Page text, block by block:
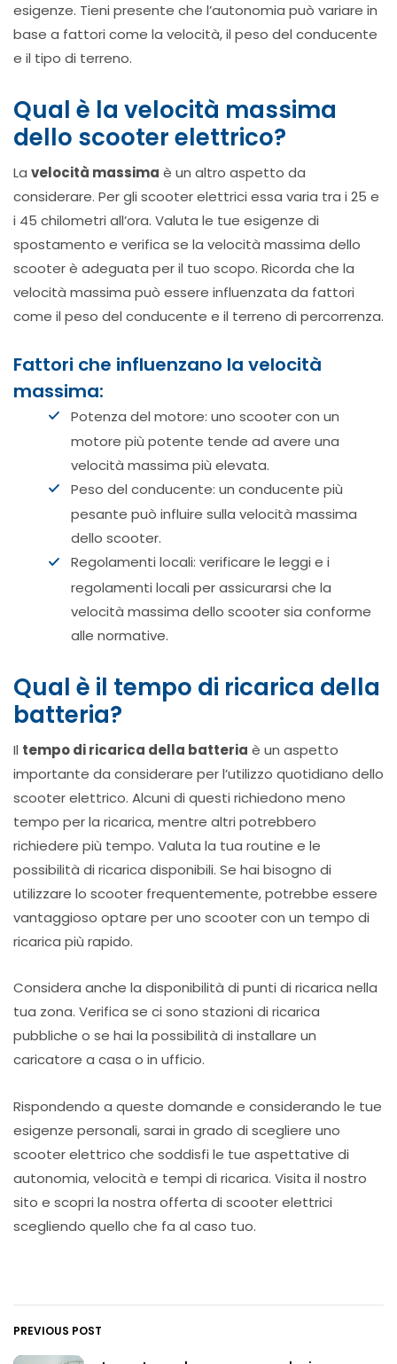
esigenze. Tieni presente che l’autonomia può variare in
base a fattori come la velocità, il peso del conducente
e il tipo di terreno.
Qual è la velocità massima
dello scooter elettrico?
La velocità massima è un altro aspetto da
considerare. Per gli scooter elettrici essa varia tra i 25 e
i 45 chilometri all’ora. Valuta le tue esigenze di
spostamento e verifica se la velocità massima dello
scooter è adeguata per il tuo scopo. Ricorda che la
velocità massima può essere influenzata da fattori
come il peso del conducente e il terreno di percorrenza.
Fattori che influenzano la velocità
massima:
Potenza del motore: uno scooter con un
motore più potente tende ad avere una
velocità massima più elevata.
Peso del conducente: un conducente più
pesante può influire sulla velocità massima
dello scooter.
Regolamenti locali: verificare le leggi e i
regolamenti locali per assicurarsi che la
velocità massima dello scooter sia conforme
alle normative.
Qual è il tempo di ricarica della
batteria?
Il tempo di ricarica della batteria è un aspetto
importante da considerare per l’utilizzo quotidiano dello
scooter elettrico. Alcuni di questi richiedono meno
tempo per la ricarica, mentre altri potrebbero
richiedere più tempo. Valuta la tua routine e le
possibilità di ricarica disponibili. Se hai bisogno di
utilizzare lo scooter frequentemente, potrebbe essere
vantaggioso optare per uno scooter con un tempo di
ricarica più rapido.
Considera anche la disponibilità di punti di ricarica nella
tua zona. Verifica se ci sono stazioni di ricarica
pubbliche o se hai la possibilità di installare un
caricatore a casa o in ufficio.
Rispondendo a queste domande e considerando le tue
esigenze personali, sarai in grado di scegliere uno
scooter elettrico che soddisfi le tue aspettative di
autonomia, velocità e tempi di ricarica. Visita il nostro
sito e scopri la nostra offerta di scooter elettrici
scegliendo quello che fa al caso tuo.
PREVIOUS POST